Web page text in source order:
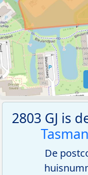
2803 GJ is
De